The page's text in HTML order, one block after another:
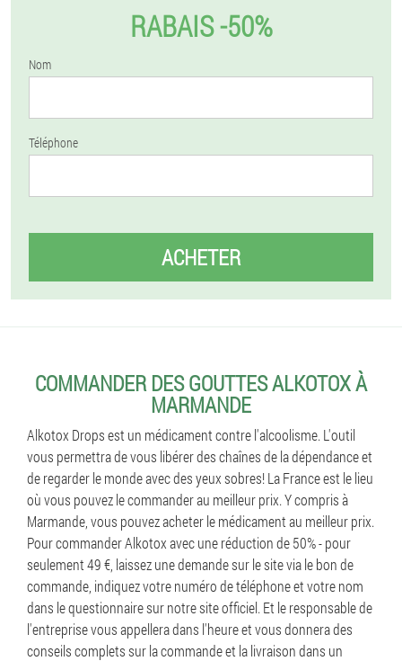
RABAIS -50%
Nom
Téléphone
ACHETER
COMMANDER DES GOUTTES ALKOTOX À
MARMANDE
Alkotox Drops est un médicament contre l'alcoolisme. L'outil
vous permettra de vous libérer des chaînes de la dépendance et
de regarder le monde avec des yeux sobres! La France est le lieu
où vous pouvez le commander au meilleur prix. Y compris à
Marmande, vous pouvez acheter le médicament au meilleur prix.
Pour commander Alkotox avec une réduction de 50% - pour
seulement 49 €, laissez une demande sur le site via le bon de
commande, indiquez votre numéro de téléphone et votre nom
dans le questionnaire sur notre site officiel. Et le responsable de
l'entreprise vous appellera dans l'heure et vous donnera des
conseils complets sur la commande et la livraison dans un